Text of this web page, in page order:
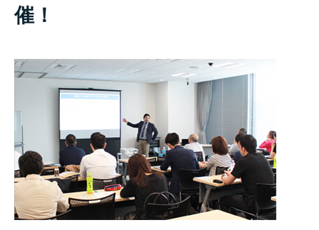
催！